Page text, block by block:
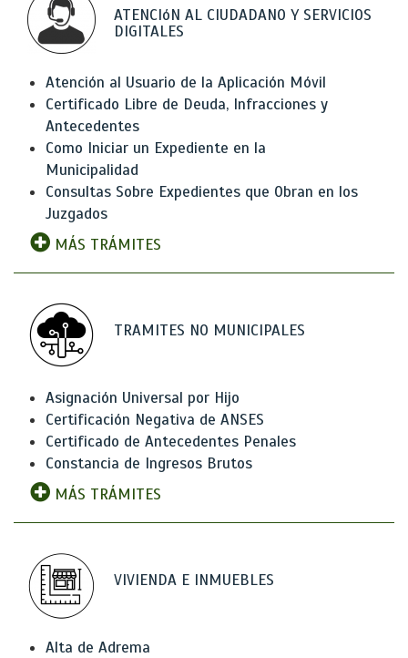
ATENCIóN AL CIUDADANO Y SERVICIOS
DIGITALES
Atención al Usuario de la Aplicación Móvil
Certificado Libre de Deuda, Infracciones y
Antecedentes
Como Iniciar un Expediente en la
Municipalidad
Consultas Sobre Expedientes que Obran en los
Juzgados
MÁS TRÁMITES
TRAMITES NO MUNICIPALES
Asignación Universal por Hijo
Certificación Negativa de ANSES
Certificado de Antecedentes Penales
Constancia de Ingresos Brutos
MÁS TRÁMITES
VIVIENDA E INMUEBLES
Alta de Adrema